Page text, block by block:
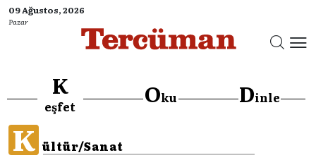
09 Ağustos, 2026
Pazar
K
eşfet Oku Dinle
K ültür/Sanat